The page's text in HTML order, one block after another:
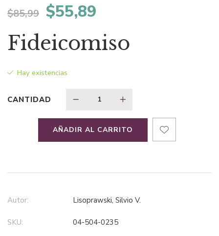
$85,99 El
precio
$85,99.
$55,89
precio
$55,89.
Fideicomiso
Hay existencias
CANTIDAD
AÑADIR AL CARRITO
Autor: Lisoprawski, Silvio V.
SKU: 04-504-0235